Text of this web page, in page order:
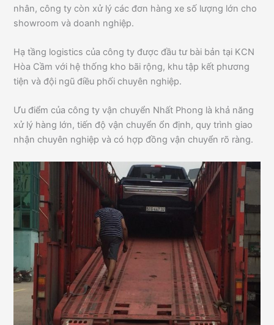
nhân, công ty còn xử lý các đơn hàng xe số lượng lớn cho
showroom và doanh nghiệp.
Hạ tầng logistics của công ty được đầu tư bài bản tại KCN
Hòa Cầm với hệ thống kho bãi rộng, khu tập kết phương
tiện và đội ngũ điều phối chuyên nghiệp.
Ưu điểm của công ty vận chuyển Nhất Phong là khả năng
xử lý hàng lớn, tiến độ vận chuyển ổn định, quy trình giao
nhận chuyên nghiệp và có hợp đồng vận chuyển rõ ràng.